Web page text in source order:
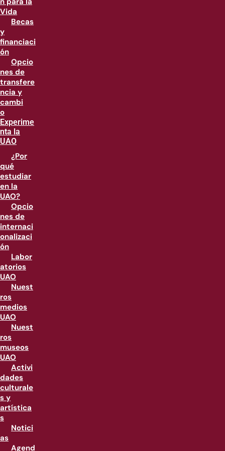
Vida
Becas
y
financiaci
ón
Opcio
nes de
transfere
ncia y
cambi
o
Experime
nta la
UAO
¿Por
qué
estudiar
en la
UAO?
Opcio
nes de
internaci
onalizaci
ón
Labor
atorios
UAO
Nuest
ros
medios
UAO
Nuest
ros
museos
UAO
Activi
dades
culturale
s y
artística
s
Notici
as
Agend